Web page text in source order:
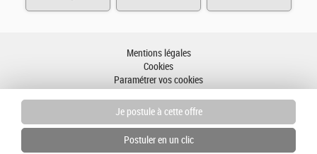
patrimoniaux
Mentions légales
Cookies
Paramétrer vos cookies
Plan du site
Aller en haut